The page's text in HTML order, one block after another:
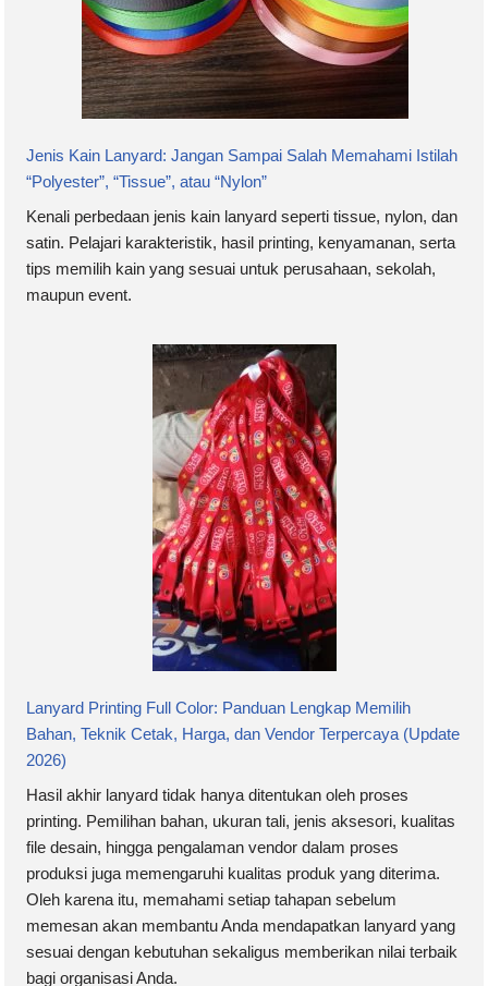
Jenis Kain Lanyard: Jangan Sampai Salah Memahami Istilah
“Polyester”, “Tissue”, atau “Nylon”
Kenali perbedaan jenis kain lanyard seperti tissue, nylon, dan
satin. Pelajari karakteristik, hasil printing, kenyamanan, serta
tips memilih kain yang sesuai untuk perusahaan, sekolah,
maupun event.
Lanyard Printing Full Color: Panduan Lengkap Memilih
Bahan, Teknik Cetak, Harga, dan Vendor Terpercaya (Update
2026)
Hasil akhir lanyard tidak hanya ditentukan oleh proses
printing. Pemilihan bahan, ukuran tali, jenis aksesori, kualitas
file desain, hingga pengalaman vendor dalam proses
produksi juga memengaruhi kualitas produk yang diterima.
Oleh karena itu, memahami setiap tahapan sebelum
memesan akan membantu Anda mendapatkan lanyard yang
sesuai dengan kebutuhan sekaligus memberikan nilai terbaik
bagi organisasi Anda.